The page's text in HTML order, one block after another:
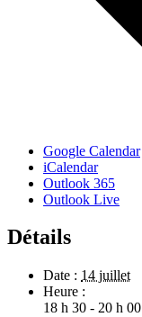
Google Calendar
iCalendar
Outlook 365
Outlook Live
Détails
Date : 14 juillet
Heure :
18 h 30 - 20 h 00